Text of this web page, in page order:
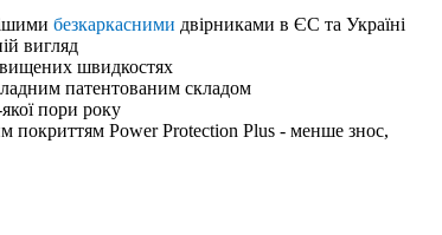
безкаркасними двірниками в ЄС та Україні
вигляд
швидкостях
патентованим складом
пори року
покриттям Power Protection Plus - менше знос,